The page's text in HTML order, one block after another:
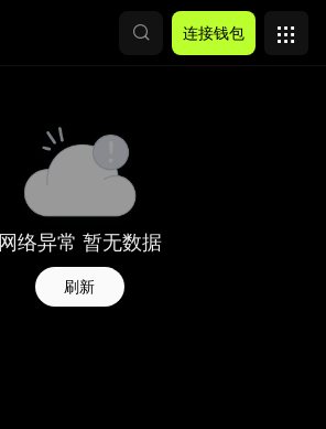
连接钱包
网络异常 暂无数据
刷新